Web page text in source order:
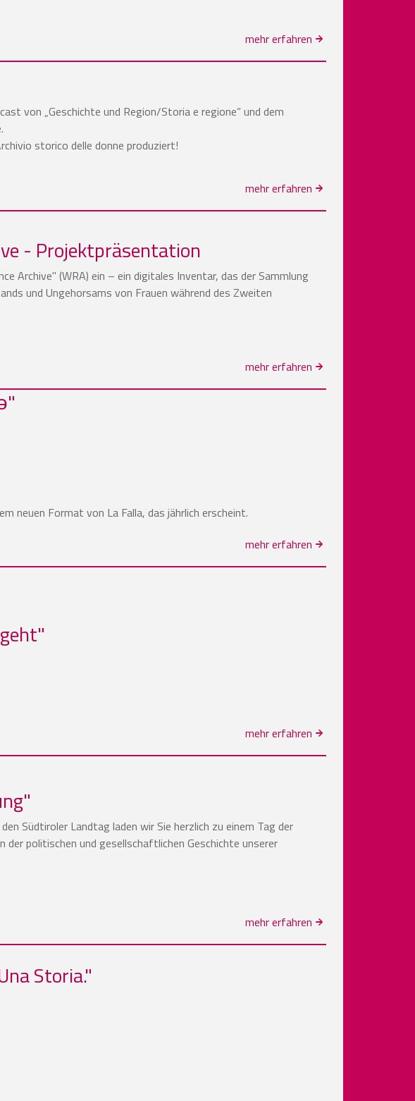
mehr erfahren
von „Geschichte und Region/Storia e regione“ und dem
storico delle donne produziert!
mehr erfahren
- Projektpräsentation
Archive" (WRA) ein – ein digitales Inventar, das der Sammlung
und Ungehorsams von Frauen während des Zweiten
mehr erfahren
neuen Format von La Falla, das jährlich erscheint.
mehr erfahren
mehr erfahren
Südtiroler Landtag laden wir Sie herzlich zu einem Tag der
politischen und gesellschaftlichen Geschichte unserer
mehr erfahren
Storia."